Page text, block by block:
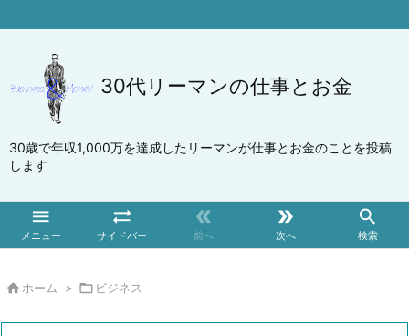
30代リーマンの仕事とお金
30歳で年収1,000万を達成したリーマンが仕事とお金のことを投稿
します

メニュー

サイドバー

前へ

次へ

検索
 ホーム >  ビジネス